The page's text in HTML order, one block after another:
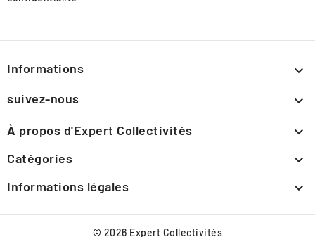
Informations 
suivez-nous 
À propos d'Expert Collectivités 
Catégories 
Informations légales 
© 2026 Expert Collectivités